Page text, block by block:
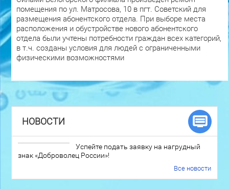
помещения по ул. Матросова, 10 в пгт. Советский для
размещения абонентского отдела. При выборе места
расположения и обустройстве нового абонентского
отдела были учтены потребности граждан всех категорий,
в т.ч. созданы условия для людей с ограниченными
физическими возможностями
НОВОСТИ
Успейте подать заявку на нагрудный
знак «Доброволец России»!
Все новости